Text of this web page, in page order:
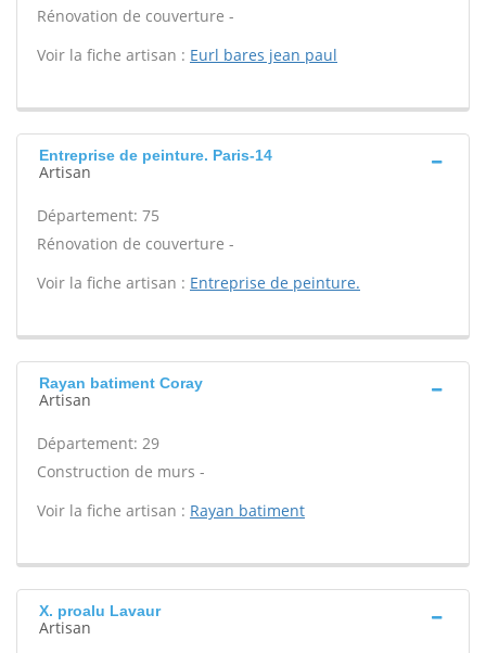
Rénovation de couverture -
Voir la fiche artisan : Eurl bares jean paul
Entreprise de peinture. Paris-14
Artisan
Département: 75
Rénovation de couverture -
Voir la fiche artisan : Entreprise de peinture.
Rayan batiment Coray
Artisan
Département: 29
Construction de murs -
Voir la fiche artisan : Rayan batiment
X. proalu Lavaur
Artisan